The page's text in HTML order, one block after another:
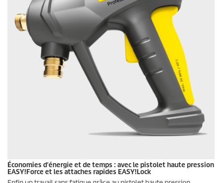
Économies d'énergie et de temps : avec le pistolet haute pression
EASY!Force et les attaches rapides EASY!Lock